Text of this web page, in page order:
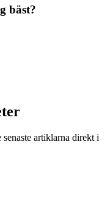
bäst?
artiklarna direkt i